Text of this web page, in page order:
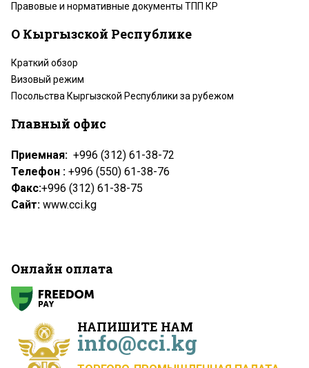
НАПИШИТЕ НАМ
info@cci.kg
Правовые и нормативные документы ТПП КР
О Кыргызской Республике
Краткий обзор
Визовый режим
Посольства Кыргызской Республики за рубежом
Главный офис
Приемная: +996 (312) 61-38-72
Телефон : +996 (550) 61-38-76
Факс:+996 (312) 61-38-75
Сайт: www.cci.kg
Онлайн оплата